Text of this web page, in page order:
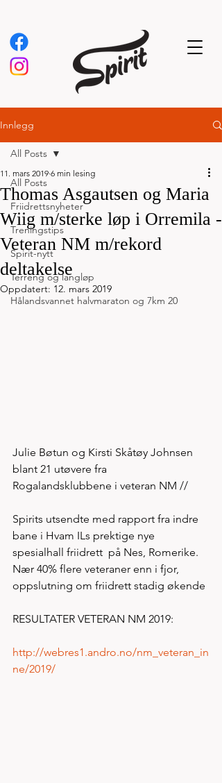
Innlegg
All Posts
Friidrettsnyheter
Treningstips
Spirit-nytt
Terreng og langløp
Hålandsvannet halvmaraton og 7km 20
All Posts
Thomas Asgautsen og Maria
Wiig m/sterke løp i Orremila -
Veteran NM m/rekord
deltakelse
11. mars 2019 6 min lesing
Oppdatert: 12. mars 2019
Julie Bøtun og Kirsti Skåtøy Johnsen
blant 21 utøvere fra
Rogalandsklubbene i veteran NM //
Spirits utsendte med rapport fra indre
bane i Hvam ILs prektige nye
spesialhall friidrett  på Nes, Romerike.
Nær 40% flere veteraner enn i fjor,
oppslutning om friidrett stadig økende
RESULTATER VETERAN NM 2019:
http://webres1.andro.no/nm_veteran_in
ne/2019/